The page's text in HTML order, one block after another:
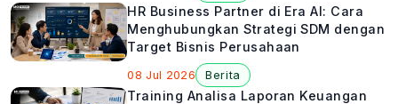
HR Business Partner di Era AI: Cara
Menghubungkan Strategi SDM dengan
Target Bisnis Perusahaan
08 Jul 2026 Berita
Training Analisa Laporan Keuangan